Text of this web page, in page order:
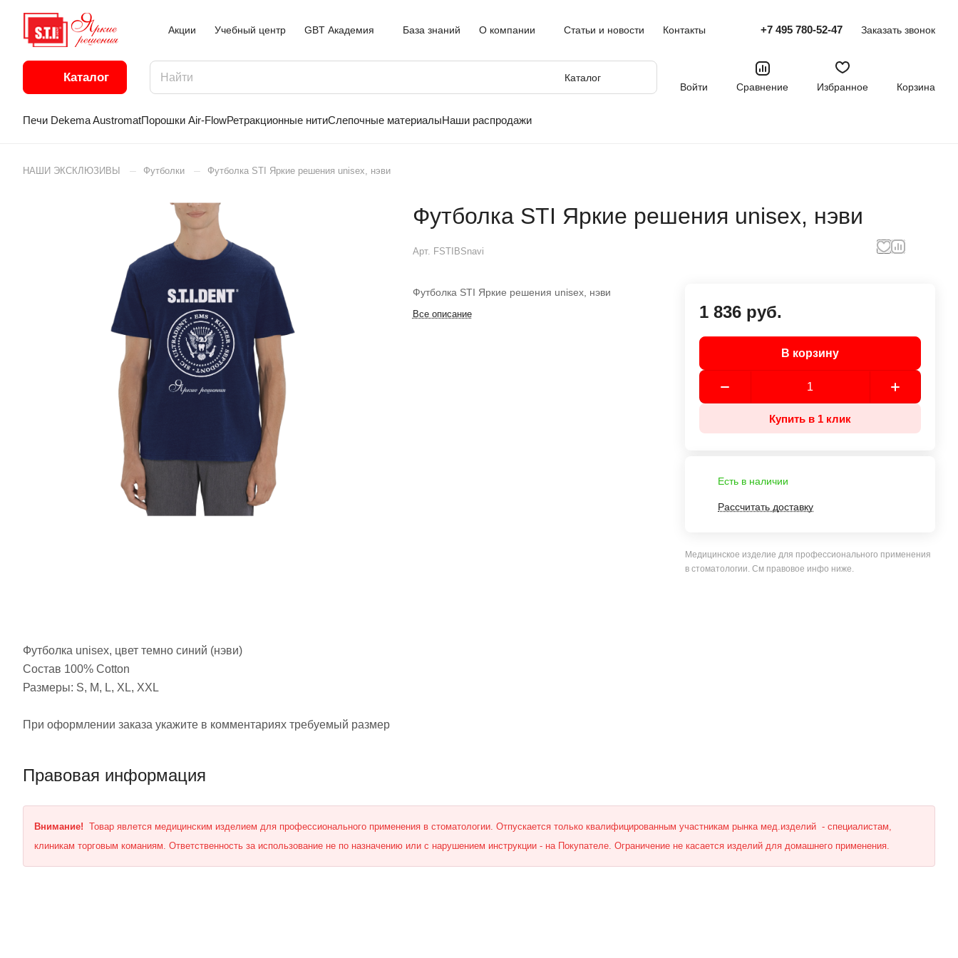
Акции Учебный центр GBT Академия База знаний О компании Статьи и новости Контакты +7 495 780-52-47 Заказать звонок
Каталог
Каталог
Войти
Сравнение Избранное Корзина
Печи Dekema AustromatПорошки Air-FlowРетракционные нитиСлепочные материалыНаши распродажи
НАШИ ЭКСКЛЮЗИВЫ – Футболки – Футболка STI Яркие решения unisex, нэви
Футболка STI Яркие решения unisex, нэви
Арт. FSTIBSnavi
Футболка STI Яркие решения unisex, нэви
Все описание 1 836 руб.
В корзину
Купить в 1 клик
Есть в наличии
Рассчитать доставку
Медицинское изделие для профессионального применения
в стоматологии. См правовое инфо ниже.
Футболка unisex, цвет темно синий (нэви)
Состав 100% Cotton
Размеры: S, M, L, XL, XXL
При оформлении заказа укажите в комментариях требуемый размер
Правовая информация
Внимание! Товар явлется медицинским изделием для профессионального применения в стоматологии. Отпускается только квалифицированным участникам рынка мед.изделий - специалистам,
клиникам торговым команиям. Ответственность за использование не по назначению или с нарушением инструкции - на Покупателе. Ограничение не касается изделий для домашнего применения.